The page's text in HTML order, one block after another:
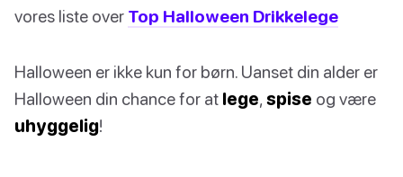
vores liste over Top Halloween Drikkelege
Halloween er ikke kun for børn. Uanset din alder er
Halloween din chance for at lege, spise og være
uhyggelig!